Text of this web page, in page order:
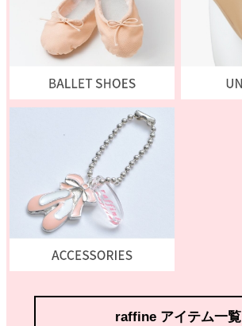
raffine アイテム一覧